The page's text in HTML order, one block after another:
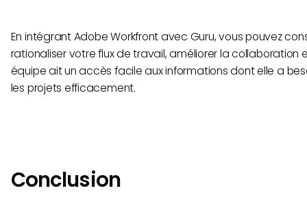
En intégrant Adobe Workfront avec Guru, vous pouvez
rationaliser votre flux de travail, améliorer la collaboration
équipe ait un accès facile aux informations dont elle a
les projets efficacement.
Conclusion